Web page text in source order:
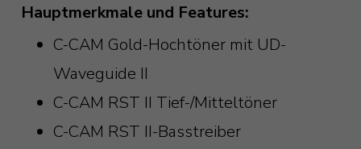
Hauptmerkmale und Features:
C-CAM Gold-Hochtöner mit UD-
Waveguide II
C-CAM RST II Tief-/Mitteltöner
C-CAM RST II-Basstreiber